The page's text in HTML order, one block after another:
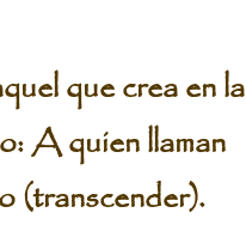
que crea en la
A quien llaman
(transcender).